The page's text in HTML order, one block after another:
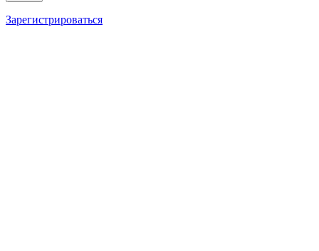
Зарегистрироваться